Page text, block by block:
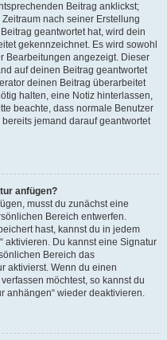
Beitrag anklickst;
nach seiner Erstellung
geantwortet hat, wird dein
gekennzeichnet. Es wird sowohl
Bearbeitungen angezeigt. Dieser
auf deinen Beitrag geantwortet
deinen Beitrag überarbeitet
halten, eine Notiz hinterlassen,
beachte, dass normale Benutzer
jemand darauf geantwortet
anfügen?
musst du zunächst eine
Bereich entwerfen.
hast, kannst du in jedem
aktivieren. Du kannst eine Signatur
Bereich das
aktivierst. Wenn du einen
möchtest, so kannst du
anhängen“ wieder deaktivieren.